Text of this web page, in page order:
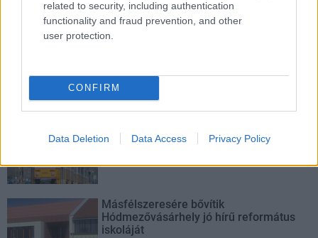
related to security, including authentication
functionality and fraud prevention, and other
user protection.
CONFIRM
Data Deletion Data Access Privacy Policy
csomópont épül Angyalföldön
Másfélszeresére bővítik
Hódmezővásárhely jó hírű református
iskoláját